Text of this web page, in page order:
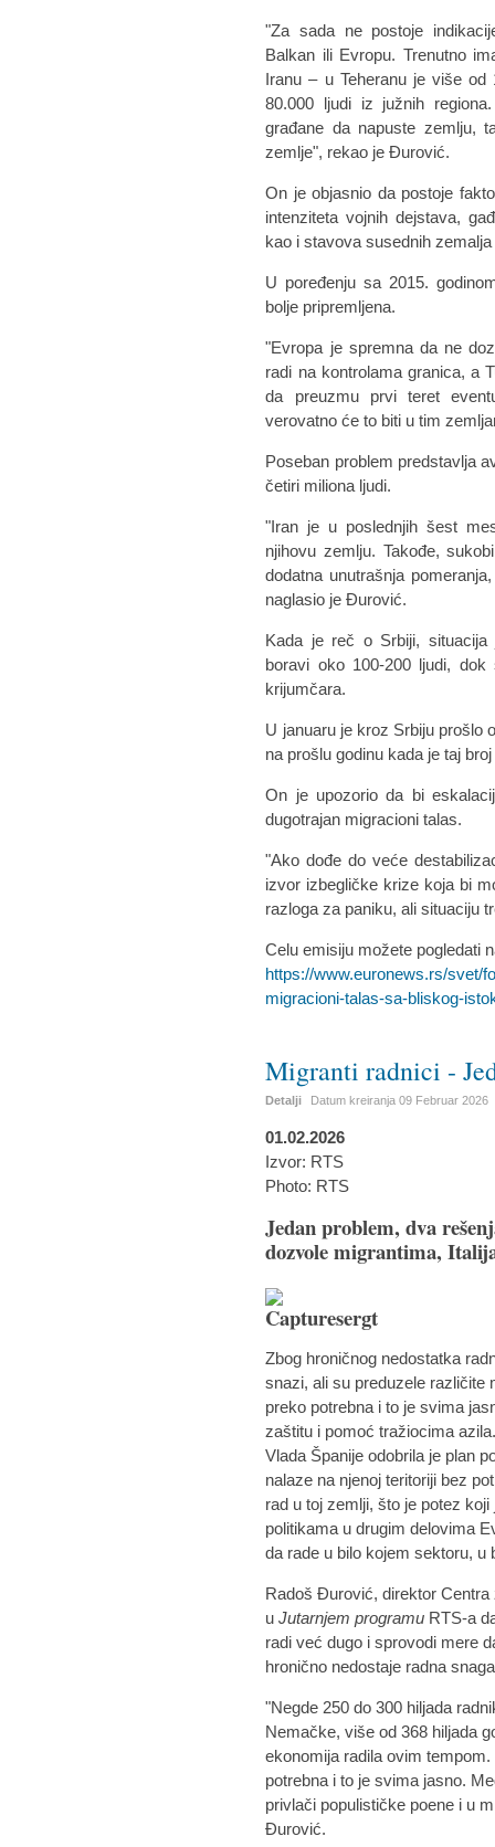
"Za sada ne postoje
Balkan ili Evropu. Trenutno
Iranu – u Teheranu je više od
80.000 ljudi iz južnih
građane da napuste zemlju,
zemlje", rekao je Đurović.
On je objasnio da postoje
intenziteta vojnih dejstava,
kao i stavova susednih
U poređenju sa 2015.
bolje pripremljena.
"Evropa je spremna da ne
radi na kontrolama granica, a
da preuzmu prvi teret
verovatno će to biti u tim
Poseban problem predstavlja
četiri miliona ljudi.
"Iran je u poslednjih šest
njihovu zemlju. Takođe,
dodatna unutrašnja
naglasio je Đurović.
Kada je reč o Srbiji, situacija
boravi oko 100-200 ljudi,
krijumčara.
U januaru je kroz Srbiju prošlo
na prošlu godinu kada je taj
On je upozorio da bi
dugotrajan migracioni talas.
"Ako dođe do veće
izvor izbegličke krize koja bi
razloga za paniku, ali situaciju
Celu emisiju možete pogledati
https://www.euronews.rs/svet/
migracioni-talas-sa-bliskog-
Migranti radnici -
Detalji Datum kreiranja09 Februar 2026
01.02.2026
Izvor: RTS
Photo: RTS
Jedan problem, dva
dozvole migrantima,
Zbog hroničnog nedostatka
snazi, ali su preduzele različite
preko potrebna i to je svima
zaštitu i pomoć tražiocima
Vlada Španije odobrila je plan
nalaze na njenoj teritoriji bez
rad u toj zemlji, što je potez
politikama u drugim delovima
da rade u bilo kojem sektoru, u
Radoš Đurović, direktor
uJutarnjem programu RTS-a
radi već dugo i sprovodi mere
hronično nedostaje radna
"Negde 250 do 300 hiljada
Nemačke, više od 368 hiljada
ekonomija radila ovim
potrebna i to je svima jasno.
privlači populističke poene i u
Đurović.